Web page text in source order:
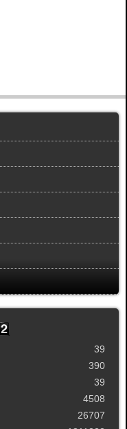
39
390
39
4508
26707